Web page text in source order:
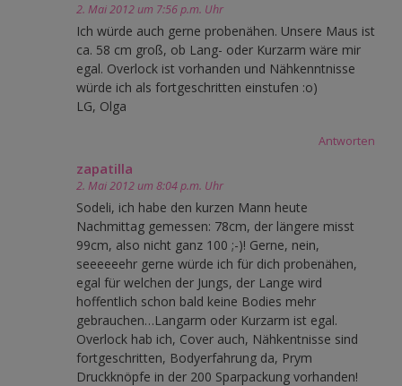
2. Mai 2012 um 7:56 p.m. Uhr
Ich würde auch gerne probenähen. Unsere Maus ist
ca. 58 cm groß, ob Lang- oder Kurzarm wäre mir
egal. Overlock ist vorhanden und Nähkenntnisse
würde ich als fortgeschritten einstufen :o)
LG, Olga
Antworten
zapatilla
2. Mai 2012 um 8:04 p.m. Uhr
Sodeli, ich habe den kurzen Mann heute
Nachmittag gemessen: 78cm, der längere misst
99cm, also nicht ganz 100 ;-)! Gerne, nein,
seeeeeehr gerne würde ich für dich probenähen,
egal für welchen der Jungs, der Lange wird
hoffentlich schon bald keine Bodies mehr
gebrauchen…Langarm oder Kurzarm ist egal.
Overlock hab ich, Cover auch, Nähkentnisse sind
fortgeschritten, Bodyerfahrung da, Prym
Druckknöpfe in der 200 Sparpackung vorhanden!